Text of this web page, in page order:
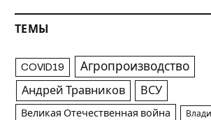
ТЕМЫ
COVID19 Агропроизводство
Андрей Травников ВСУ
Великая Отечественная война